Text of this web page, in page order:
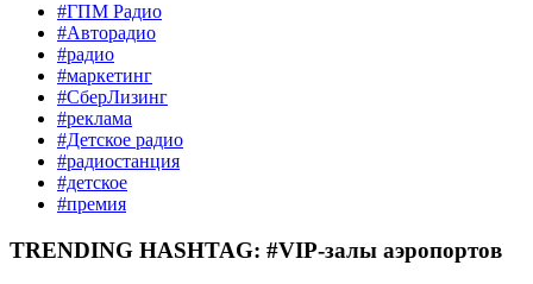
#ГПМ Радио
#Авторадио
#радио
#маркетинг
#СберЛизинг
#реклама
#Детское радио
#радиостанция
#детское
#премия
TRENDING HASHTAG: #VIP-залы аэропортов